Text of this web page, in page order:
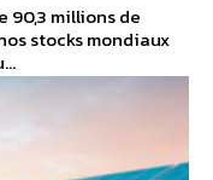
90,3 millions de
stocks mondiaux